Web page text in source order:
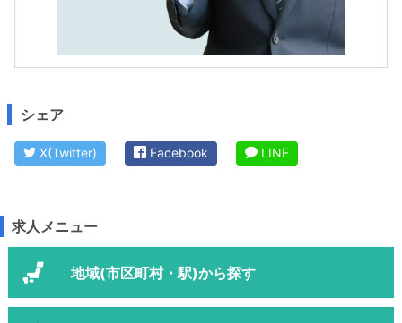
シェア
X(Twitter) Facebook LINE
求人メニュー
地域(市区町村・駅)から探す